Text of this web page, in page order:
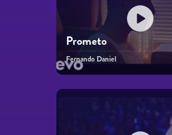
Prometo
Fernando Daniel